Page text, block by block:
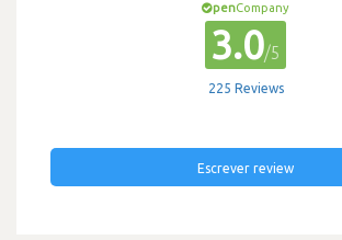
penCompany
3.0/5
225 Reviews
Escrever review